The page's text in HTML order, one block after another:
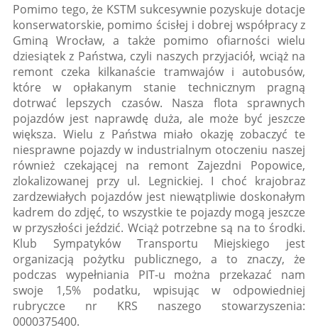
Pomimo tego, że KSTM sukcesywnie pozyskuje dotacje
konserwatorskie, pomimo ścisłej i dobrej współpracy z
Gminą Wrocław, a także pomimo ofiarności wielu
dziesiątek z Państwa, czyli naszych przyjaciół, wciąż na
remont czeka kilkanaście tramwajów i autobusów,
które w opłakanym stanie technicznym pragną
dotrwać lepszych czasów. Nasza flota sprawnych
pojazdów jest naprawdę duża, ale może być jeszcze
większa. Wielu z Państwa miało okazję zobaczyć te
niesprawne pojazdy w industrialnym otoczeniu naszej
również czekającej na remont Zajezdni Popowice,
zlokalizowanej przy ul. Legnickiej. I choć krajobraz
zardzewiałych pojazdów jest niewątpliwie doskonałym
kadrem do zdjęć, to wszystkie te pojazdy mogą jeszcze
w przyszłości jeździć. Wciąż potrzebne są na to środki.
Klub Sympatyków Transportu Miejskiego jest
organizacją pożytku publicznego, a to znaczy, że
podczas wypełniania PIT-u można przekazać nam
swoje 1,5% podatku, wpisując w odpowiedniej
rubryczce nr KRS naszego stowarzyszenia:
0000375400.